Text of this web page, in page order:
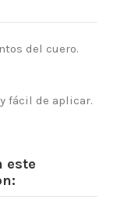
del cuero.
fácil de aplicar.
este